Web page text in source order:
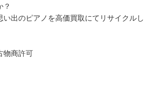
？
い出のピアノを高価買取にてリサイクルし
物商許可